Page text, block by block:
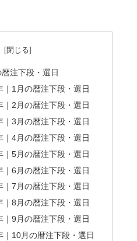
注下段・選日
1月の暦注下段・選日
2月の暦注下段・選日
3月の暦注下段・選日
4月の暦注下段・選日
5月の暦注下段・選日
6月の暦注下段・選日
7月の暦注下段・選日
8月の暦注下段・選日
9月の暦注下段・選日
｜10月の暦注下段・選日